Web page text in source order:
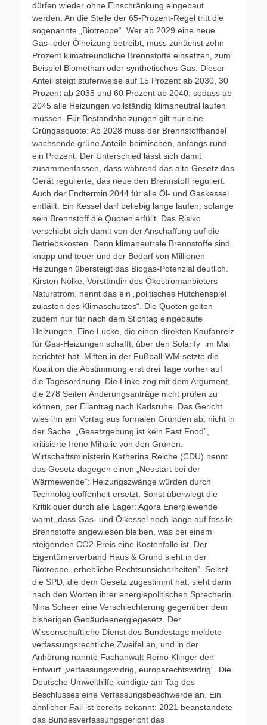
dürfen wieder ohne Einschränkung eingebaut
werden. An die Stelle der 65-Prozent-Regel tritt die
sogenannte „Biotreppe“. Wer ab 2029 eine neue
Gas- oder Ölheizung betreibt, muss zunächst zehn
Prozent klimafreundliche Brennstoffe einsetzen, zum
Beispiel Biomethan oder synthetisches Gas. Dieser
Anteil steigt stufenweise auf 15 Prozent ab 2030, 30
Prozent ab 2035 und 60 Prozent ab 2040, sodass ab
2045 alle Heizungen vollständig klimaneutral laufen
müssen. Für Bestandsheizungen gilt nur eine
Grüngasquote: Ab 2028 muss der Brennstoffhandel
wachsende grüne Anteile beimischen, anfangs rund
ein Prozent. Der Unterschied lässt sich damit
zusammenfassen, dass während das alte Gesetz das
Gerät regulierte, das neue den Brennstoff reguliert.
Auch der Endtermin 2044 für alle Öl- und Gaskessel
entfällt. Ein Kessel darf beliebig lange laufen, solange
sein Brennstoff die Quoten erfüllt. Das Risiko
verschiebt sich damit von der Anschaffung auf die
Betriebskosten. Denn klimaneutrale Brennstoffe sind
knapp und teuer und der Bedarf von Millionen
Heizungen übersteigt das Biogas-Potenzial deutlich.
Kirsten Nölke, Vorständin des Ökostromanbieters
Naturstrom, nennt das ein „politisches Hütchenspiel
zulasten des Klimaschutzes“. Die Quoten gelten
zudem nur für nach dem Stichtag eingebaute
Heizungen. Eine Lücke, die einen direkten Kaufanreiz
für Gas-Heizungen schafft, über den Solarify im Mai
berichtet hat. Mitten in der Fußball-WM setzte die
Koalition die Abstimmung erst drei Tage vorher auf
die Tagesordnung. Die Linke zog mit dem Argument,
die 278 Seiten Änderungsanträge nicht prüfen zu
können, per Eilantrag nach Karlsruhe. Das Gericht
wies ihn am Vortag aus formalen Gründen ab, nicht in
der Sache. „Gesetzgebung ist kein Fast Food”,
kritisierte Irene Mihalic von den Grünen.
Wirtschaftsministerin Katherina Reiche (CDU) nennt
das Gesetz dagegen einen „Neustart bei der
Wärmewende“: Heizungszwänge würden durch
Technologieoffenheit ersetzt. Sonst überwiegt die
Kritik quer durch alle Lager: Agora Energiewende
warnt, dass Gas- und Ölkessel noch lange auf fossile
Brennstoffe angewiesen bleiben, was bei einem
steigenden CO2-Preis eine Kostenfalle ist. Der
Eigentümerverband Haus & Grund sieht in der
Biotreppe „erhebliche Rechtsunsicherheiten”. Selbst
die SPD, die dem Gesetz zugestimmt hat, sieht darin
nach den Worten ihrer energiepolitischen Sprecherin
Nina Scheer eine Verschlechterung gegenüber dem
bisherigen Gebäudeenergiegesetz. Der
Wissenschaftliche Dienst des Bundestags meldete
verfassungsrechtliche Zweifel an, und in der
Anhörung nannte Fachanwalt Remo Klinger den
Entwurf „verfassungswidrig, europarechtswidrig“. Die
Deutsche Umwelthilfe kündigte am Tag des
Beschlusses eine Verfassungsbeschwerde an. Ein
ähnlicher Fall ist bereits bekannt: 2021 beanstandete
das Bundesverfassungsgericht das